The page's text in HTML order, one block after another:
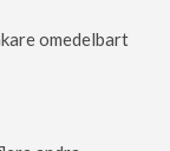
omedelbart